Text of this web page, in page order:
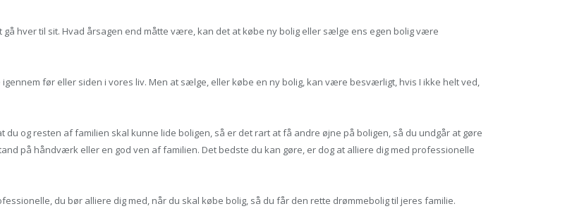
hver til sit. Hvad årsagen end måtte være, kan det at købe ny bolig eller sælge ens egen bolig være
før eller siden i vores liv. Men at sælge, eller købe en ny bolig, kan være besværligt, hvis I ikke helt ved,
du og resten af familien skal kunne lide boligen, så er det rart at få andre øjne på boligen, så du undgår at gøre
på håndværk eller en god ven af familien. Det bedste du kan gøre, er dog at alliere dig med professionelle
du bør alliere dig med, når du skal købe bolig, så du får den rette drømmebolig til jeres familie.